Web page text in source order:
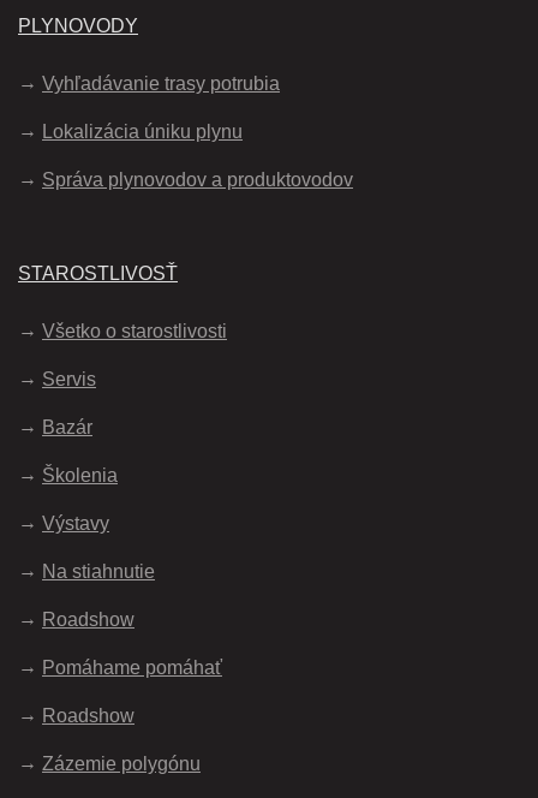
PLYNOVODY
Vyhľadávanie trasy potrubia
Lokalizácia úniku plynu
Správa plynovodov a produktovodov
STAROSTLIVOSŤ
Všetko o starostlivosti
Servis
Bazár
Školenia
Výstavy
Na stiahnutie
Roadshow
Pomáhame pomáhať
Roadshow
Zázemie polygónu